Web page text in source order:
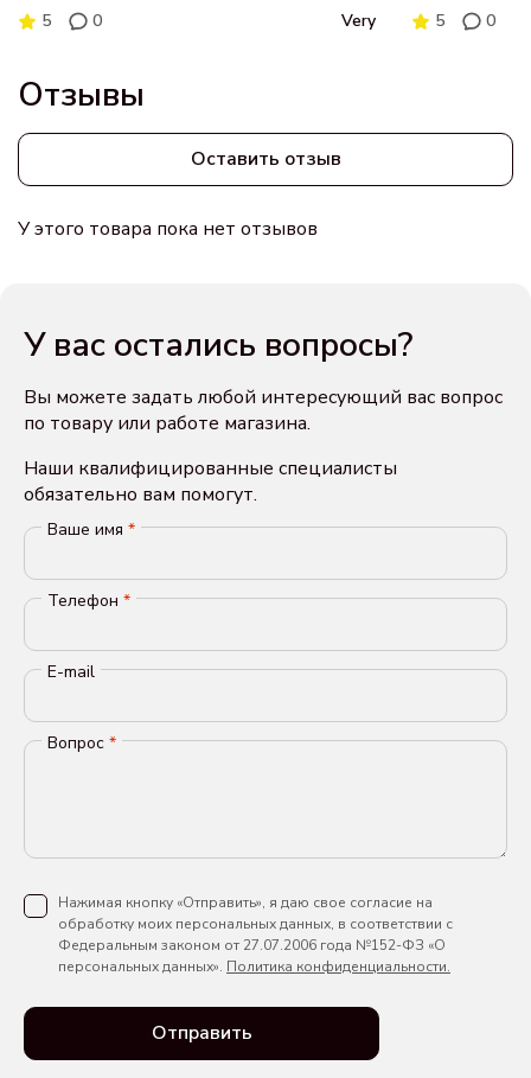
5
0 Very
5
0
Отзывы
Оставить отзыв
У этого товара пока нет отзывов
У вас остались вопросы?
Вы можете задать любой интересующий вас вопрос
по товару или работе магазина.
Наши квалифицированные специалисты
обязательно вам помогут.
Ваше имя *
Телефон *
E-mail
Вопрос *
Нажимая кнопку «Отправить», я даю свое согласие на
обработку моих персональных данных, в соответствии с
Федеральным законом от 27.07.2006 года №152-ФЗ «О
персональных данных». Политика конфиденциальности.
Отправить